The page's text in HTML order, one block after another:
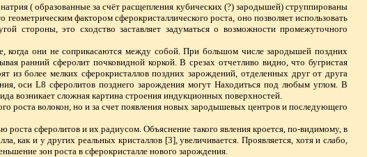
( образованные за счёт расщепления кубических (?) зародышей) струппированы
фактором сферокристаллического роста, оно позволяет использовать
стороны, это сходство заставляет задуматься о возможности промежуточного
они не соприкасаются между собой. При большом числе зародышей поздних
ранний сферолит почковидной коркой. В срезах отчетливо видно, что бугристая
из более мелких сферокристаллов поздних зарождений, отделенных друг от друга
оси L8 сферолитов позднего зарождения могут Находиться под любым углом. В
возникает сложная картина строения индукционных поверхностей.
роста волокон, но и за счет появления новых зародышевых центров и последующего
сферолитов и их радиусом. Объяснение такого явления кроется, по-видимому, в
как и у других реальных кристаллов [3], увеличивается. Проявляется, хотя и слабо,
зон роста в сферокристалле нового зарождения.